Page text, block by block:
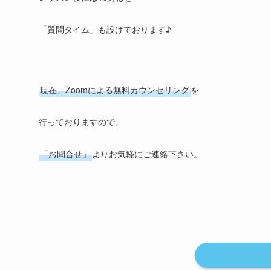
「質問タイム」も設けております♪
現在、Zoomによる無料カウンセリングを
行っておりますので、
「お問合せ」よりお気軽にご連絡下さい。